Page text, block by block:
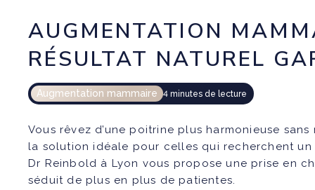
AVIS GOOGLE
FAQ
TÉMOIGNAGES
MINI-
CHIRURGIE
RÉPARATRICE
MOLLET
CHIRURGIE
DERMATOLOGIQUE
NAEVUS
HOMMES
AUGMENTATION
RÉSULTAT NATUREL
Augmentation mammaire 4 minutes de lecture
Vous rêvez d’une poitrine plus harmonieuse
la solution idéale pour celles qui recherchent
Dr Reinbold à Lyon vous propose une prise en
séduit de plus en plus de patientes.